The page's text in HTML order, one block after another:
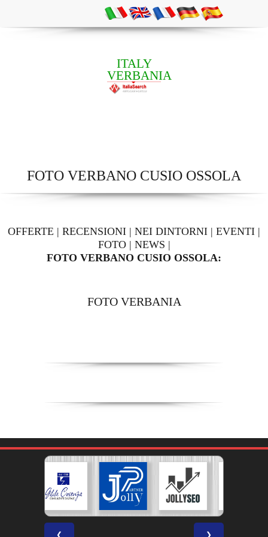
ITALY
VERBANIA
FOTO VERBANO CUSIO OSSOLA
OFFERTE | RECENSIONI | NEI DINTORNI | EVENTI |
FOTO| NEWS |
FOTO VERBANO CUSIO OSSOLA:
FOTO VERBANIA
❮ ❯